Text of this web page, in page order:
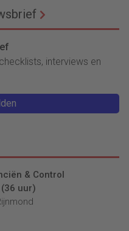
interviews en
& Control
uur)